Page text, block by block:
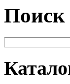
Поиск